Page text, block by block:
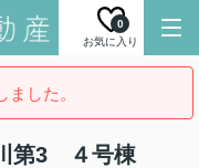
お気に入り
0
した。
第3 ４号棟